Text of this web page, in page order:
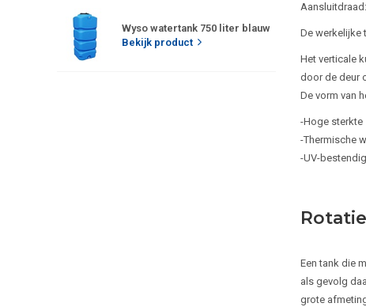
Wyso watertank 750 liter blauw
Bekijk product
De werkelijke
Het verticale
door de deur
De vorm van
-Hoge sterkte
-Thermische
-UV-bestendig
Een tank die
als gevolg
grote